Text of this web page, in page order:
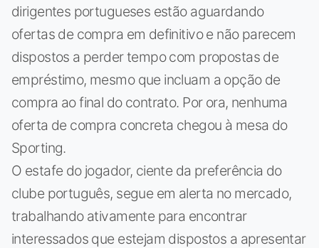
dirigentes portugueses estão aguardando
ofertas de compra em definitivo e não parecem
dispostos a perder tempo com propostas de
empréstimo, mesmo que incluam a opção de
compra ao final do contrato. Por ora, nenhuma
oferta de compra concreta chegou à mesa do
Sporting.
O estafe do jogador, ciente da preferência do
clube português, segue em alerta no mercado,
trabalhando ativamente para encontrar
interessados que estejam dispostos a apresentar